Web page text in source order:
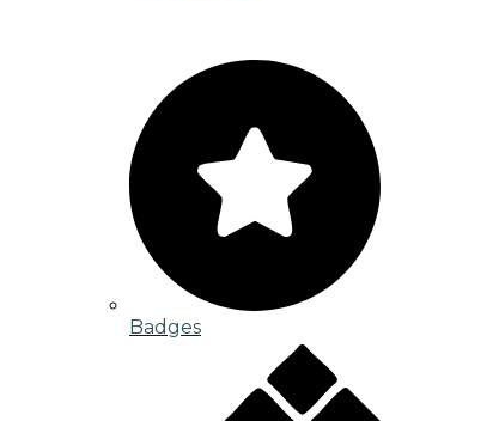
Badges